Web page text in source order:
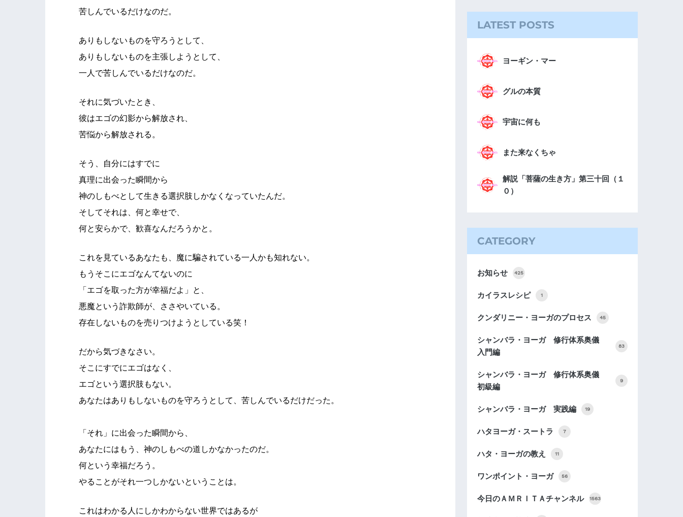
苦しんでいるだけなのだ。
ありもしないものを守ろうとして、
ありもしないものを主張しようとして、
一人で苦しんでいるだけなのだ。
それに気づいたとき、
彼はエゴの幻影から解放され、
苦悩から解放される。
そう、自分にはすでに
真理に出会った瞬間から
神のしもべとして生きる選択肢しかなくなっていたんだ。
そしてそれは、何と幸せで、
何と安らかで、歓喜なんだろうかと。
これを見ているあなたも、魔に騙されている一人かも知れない。
もうそこにエゴなんてないのに
「エゴを取った方が幸福だよ」と、
悪魔という詐欺師が、ささやいている。
存在しないものを売りつけようとしている笑！
だから気づきなさい。
そこにすでにエゴはなく、
エゴという選択肢もない。
あなたはありもしないものを守ろうとして、苦しんでいるだけだった。
「それ」に出会った瞬間から、
あなたにはもう、神のしもべの道しかなかったのだ。
何という幸福だろう。
やることがそれ一つしかないということは。
これはわかる人にしかわからない世界ではあるが
LATEST POSTS
ヨーギン・マー
グルの本質
宇宙に何も
また来なくちゃ
解説「菩薩の生き方」第三十回（１
０）
CATEGORY
お知らせ 425
カイラスレシピ 1
クンダリニー・ヨーガのプロセス 45
シャンバラ・ヨーガ 修行体系奥儀
入門編
83
シャンバラ・ヨーガ 修行体系奥儀
初級編
9
シャンバラ・ヨーガ 実践編 19
ハタヨーガ・スートラ 7
ハタ・ヨーガの教え 11
ワンポイント・ヨーガ 56
今日のＡＭＲＩＴＡチャンネル 1563